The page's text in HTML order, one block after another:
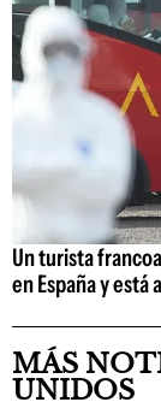
Un turista
en España y está
MÁS
UNIDOS